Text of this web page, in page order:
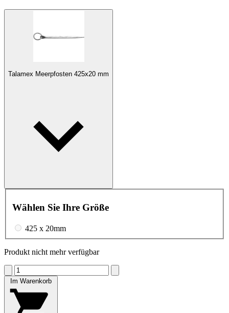
Talamex Meerpfosten 425x20 mm
Wählen Sie Ihre Größe
425 x 20mm
Produkt nicht mehr verfügbar
Im Warenkorb